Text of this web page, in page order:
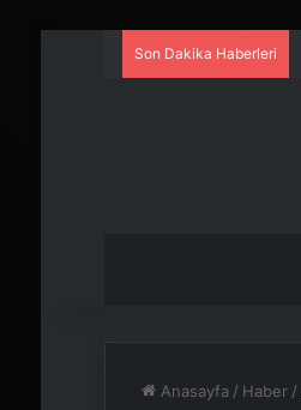
Son Dakika Haberleri
Anasayfa / Haber /